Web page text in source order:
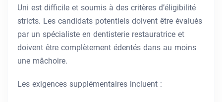
Uni est difficile et soumis à des critères d’éligibilité
stricts. Les candidats potentiels doivent être évalués
par un spécialiste en dentisterie restauratrice et
doivent être complètement édentés dans au moins
une mâchoire.
Les exigences supplémentaires incluent :